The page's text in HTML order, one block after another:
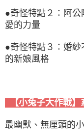
●奇怪特點２：阿
愛的力量
●奇怪特點３：婚
的新娘風格
【小兔子大作戰】
最幽默、無厘頭的